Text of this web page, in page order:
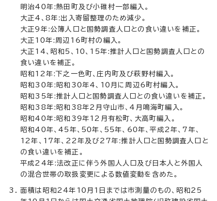
明治40年:熱田町及び小碓村一部編入。
大正4、8年:出入寄留整理のため減少。
大正9年:公簿人口と国勢調査人口との食い違いを補正。
大正10年:周辺16町村の編入。
大正14、昭和5、10、15年:推計人口と国勢調査人口との
食い違いを補正。
昭和12年:下之一色町、庄内町及び萩野村編入。
昭和30年:昭和30年4、10月に周辺6町村編入。
昭和35年:推計人口と国勢調査人口との食い違いを補正。
昭和38年:昭和38年2月守山市、4月鳴海町編入。
昭和40年:昭和39年12月有松町、大高町編入。
昭和40年、45年、50年、55年、60年、平成2年、7年、
12年、17年、22年及び27年:推計人口と国勢調査人口と
の食い違いを補正。
平成24年:法改正に伴う外国人人口及び日本人と外国人
の混合世帯の取扱変更による数値変動を含めた。
面積は昭和24年10月1日までは市測量のもの、昭和25